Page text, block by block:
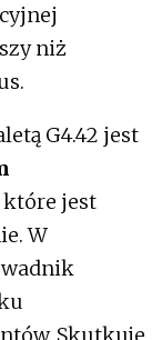
niż
G4.42 jest
które jest
W
Skutkuje